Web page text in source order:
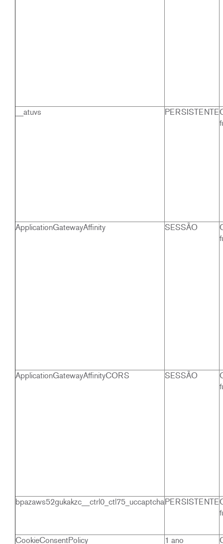
__atuvs PERSISTENTE
ApplicationGatewayAffinity SESSÃO
ApplicationGatewayAffinityCORS SESSÃO
bpazaws52gukakzc__ctrl0_ctl75_uccaptchaPERSISTENTE
CookieConsentPolicy 1 ano